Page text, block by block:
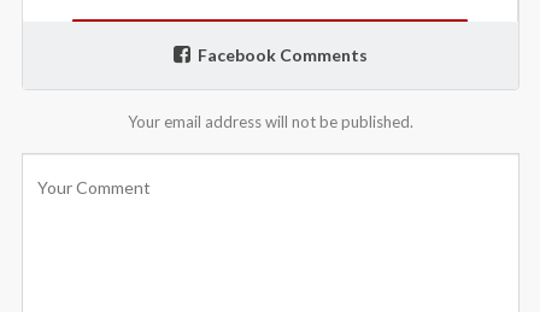
Facebook Comments
Your email address will not be published.